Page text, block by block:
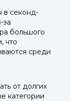
в секонд-
за
большого
что
среди
от долгих
категории